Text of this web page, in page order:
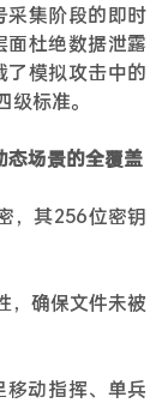
采集阶段的即时
面杜绝数据泄露
了模拟攻击中的
标准。
态场景的全覆盖
，其256位密钥
，确保文件未被
移动指挥、单兵